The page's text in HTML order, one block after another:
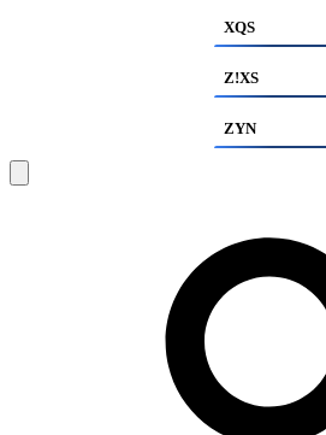
XQS
Z!XS
ZYN